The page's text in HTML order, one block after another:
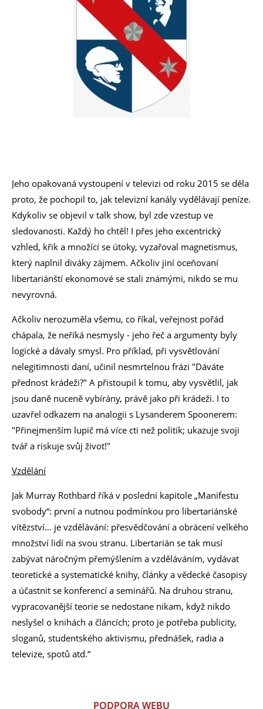
Jeho opakovaná vystoupení v televizi od roku 2015 se děla
proto, že pochopil to, jak televizní kanály vydělávají peníze.
Kdykoliv se objevil v talk show, byl zde vzestup ve
sledovanosti. Každý ho chtěl! I přes jeho excentrický
vzhled, křik a množící se útoky, vyzařoval magnetismus,
který naplnil diváky zájmem. Ačkoliv jiní oceňovaní
libertariánští ekonomové se stali známými, nikdo se mu
nevyrovná.
Ačkoliv nerozuměla všemu, co říkal, veřejnost pořád
chápala, že neříká nesmysly - jeho řeč a argumenty byly
logické a dávaly smysl. Pro příklad, při vysvětlování
nelegitimnosti daní, učinil nesmrtelnou frázi "Dáváte
přednost krádeži?" A přistoupil k tomu, aby vysvětlil, jak
jsou daně nuceně vybírány, právě jako při krádeži. I to
uzavřel odkazem na analogii s Lysanderem Spoonerem:
"Přinejmenším lupič má více cti než politik; ukazuje svoji
tvář a riskuje svůj život!"
Vzdělání
Jak Murray Rothbard říká v poslední kapitole „Manifestu
svobody“: první a nutnou podmínkou pro libertariánské
vítězství… je vzdělávání: přesvědčování a obrácení velkého
množství lidí na svou stranu. Libertarián se tak musí
zabývat náročným přemýšlením a vzděláváním, vydávat
teoretické a systematické knihy, články a vědecké časopisy
a účastnit se konferencí a seminářů. Na druhou stranu,
vypracovanější teorie se nedostane nikam, když nikdo
neslyšel o knihách a článcích; proto je potřeba publicity,
sloganů, studentského aktivismu, přednášek, radia a
televize, spotů atd.“
PODPORA WEBU